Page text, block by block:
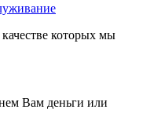
которых мы
Вам деньги или